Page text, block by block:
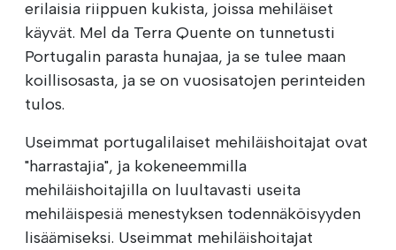
erilaisia riippuen kukista, joissa mehiläiset
käyvät. Mel da Terra Quente on tunnetusti
Portugalin parasta hunajaa, ja se tulee maan
koillisosasta, ja se on vuosisatojen perinteiden
tulos.
Useimmat portugalilaiset mehiläishoitajat ovat
"harrastajia", ja kokeneemmilla
mehiläishoitajilla on luultavasti useita
mehiläispesiä menestyksen todennäköisyyden
lisäämiseksi. Useimmat mehiläishoitajat